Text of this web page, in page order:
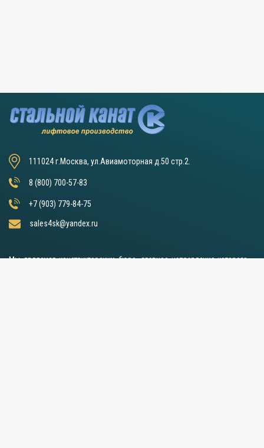
111024 г.Москва, ул.Авиамоторная д.50 стр.2.
8 (800) 700-57-83
+7 (903) 779-84-75
sales4sk@yandex.ru
Мы являемся конструкторским бюро, главное направление которого –